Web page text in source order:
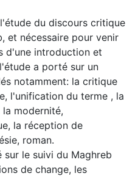
du discours critique
et nécessaire pour venir
d'une introduction et
a porté sur un
notamment: la critique
l'unification du terme , la
modernité,
la réception de
roman.
le suivi du Maghreb
de change, les